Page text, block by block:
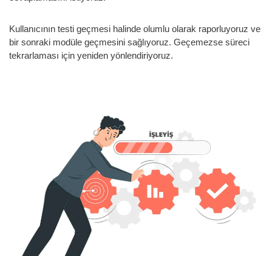
Kullanıcının testi geçmesi halinde olumlu olarak raporluyoruz ve
bir sonraki modüle geçmesini sağlıyoruz. Geçemezse süreci
tekrarlaması için yeniden yönlendiriyoruz.